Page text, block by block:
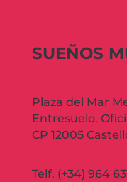
SUEÑOS
Plaza del Mar
Entresuelo.
CP 12005
Telf. (+34) 964